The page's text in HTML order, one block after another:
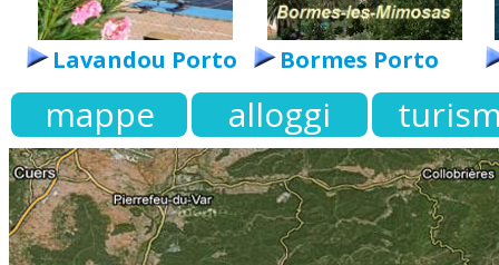
Lavandou Porto Bormes Porto
mappe alloggi